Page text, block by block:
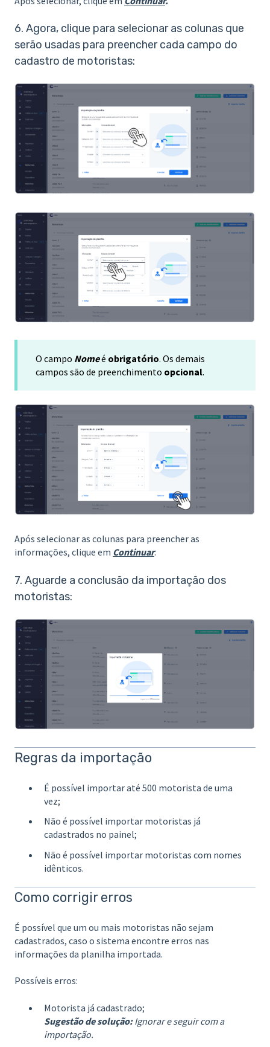
6. Agora, clique para selecionar as colunas que
serão usadas para preencher cada campo do
cadastro de motoristas:
O campo Nomeé obrigatório. Os demais
campos são de preenchimento opcional.
Após selecionar as colunas para preencher as
informações, clique em Continuar:
7. Aguarde a conclusão da importação dos
motoristas:
Regras da importação
É possível importar até 500 motorista de uma
vez;
Não é possível importar motoristas já
cadastrados no painel;
Não é possível importar motoristas com nomes
idênticos.
Como corrigir erros
É possível que um ou mais motoristas não sejam
cadastrados, caso o sistema encontre erros nas
informações da planilha importada.
Possíveis erros:
Motorista já cadastrado;
Sugestão de solução:Ignorar e seguir com a
importação.